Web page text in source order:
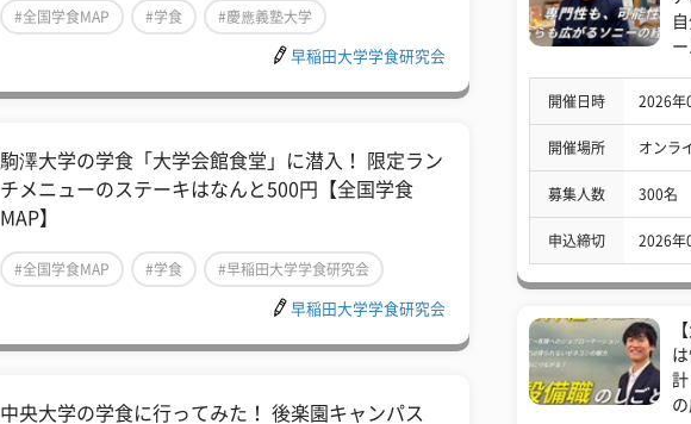
#全国学食MAP #学食 #慶應義塾大学
早稲田大学学食研究会
駒澤大学の学食「大学会館食堂」に潜入！ 限定ラン
チメニューのステーキはなんと500円【全国学食
MAP】
#全国学食MAP #学食 #早稲田大学学食研究会
早稲田大学学食研究会
中央大学の学食に行ってみた！ 後楽園キャンパス
開催日時 2026年
開催場所 オンラ
募集人数 300名
申込締切 2026年